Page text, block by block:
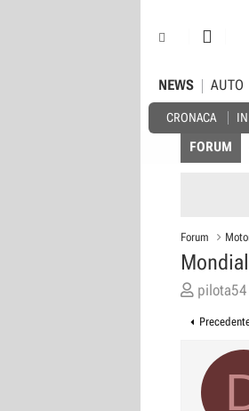
NEWS
CRONACA
AUTO
FORUM
Forum
C
o
pilota54